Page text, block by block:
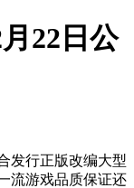
22日公
发行正版改编大型
流游戏品质保证还